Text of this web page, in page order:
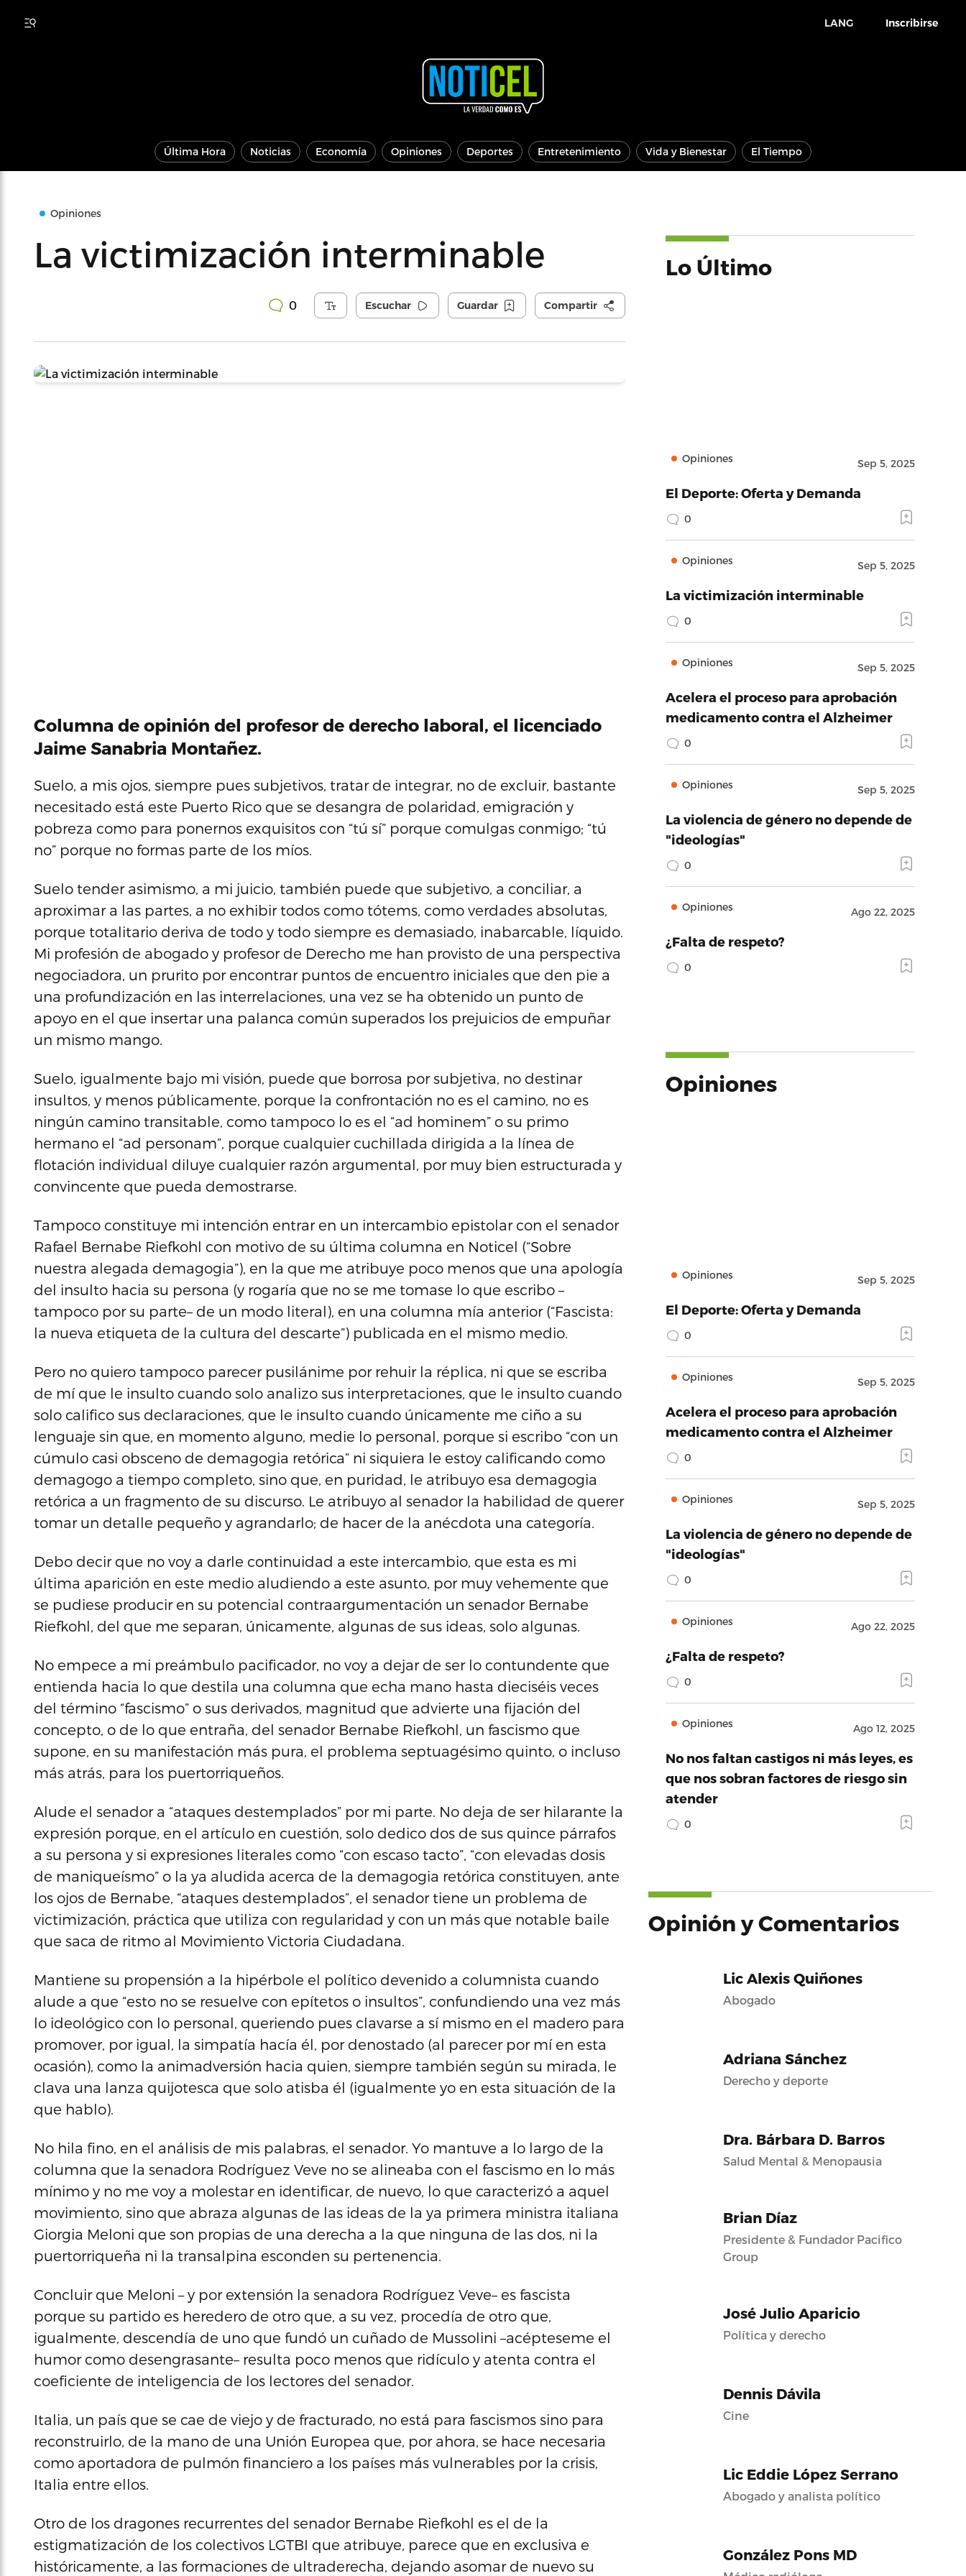
LANG Inscribirse
Última Hora Noticias Economía Opiniones Deportes Entretenimiento Vida y Bienestar El Tiempo
Opiniones
La victimización interminable
0 Escuchar Guardar Compartir
Columna de opinión del profesor de derecho laboral, el licenciado
Jaime Sanabria Montañez.
Suelo, a mis ojos, siempre pues subjetivos, tratar de integrar, no de excluir, bastante
necesitado está este Puerto Rico que se desangra de polaridad, emigración y
pobreza como para ponernos exquisitos con “tú sí” porque comulgas conmigo; “tú
no” porque no formas parte de los míos.
Suelo tender asimismo, a mi juicio, también puede que subjetivo, a conciliar, a
aproximar a las partes, a no exhibir todos como tótems, como verdades absolutas,
porque totalitario deriva de todo y todo siempre es demasiado, inabarcable, líquido.
Mi profesión de abogado y profesor de Derecho me han provisto de una perspectiva
negociadora, un prurito por encontrar puntos de encuentro iniciales que den pie a
una profundización en las interrelaciones, una vez se ha obtenido un punto de
apoyo en el que insertar una palanca común superados los prejuicios de empuñar
un mismo mango.
Suelo, igualmente bajo mi visión, puede que borrosa por subjetiva, no destinar
insultos, y menos públicamente, porque la confrontación no es el camino, no es
ningún camino transitable, como tampoco lo es el “ad hominem” o su primo
hermano el “ad personam”, porque cualquier cuchillada dirigida a la línea de
flotación individual diluye cualquier razón argumental, por muy bien estructurada y
convincente que pueda demostrarse.
Tampoco constituye mi intención entrar en un intercambio epistolar con el senador
Rafael Bernabe Riefkohl con motivo de su última columna en Noticel (“Sobre
nuestra alegada demagogia”), en la que me atribuye poco menos que una apología
del insulto hacia su persona (y rogaría que no se me tomase lo que escribo –
tampoco por su parte– de un modo literal), en una columna mía anterior (“Fascista:
la nueva etiqueta de la cultura del descarte”) publicada en el mismo medio.
Pero no quiero tampoco parecer pusilánime por rehuir la réplica, ni que se escriba
de mí que le insulto cuando solo analizo sus interpretaciones, que le insulto cuando
solo califico sus declaraciones, que le insulto cuando únicamente me ciño a su
lenguaje sin que, en momento alguno, medie lo personal, porque si escribo “con un
cúmulo casi obsceno de demagogia retórica” ni siquiera le estoy calificando como
demagogo a tiempo completo, sino que, en puridad, le atribuyo esa demagogia
retórica a un fragmento de su discurso. Le atribuyo al senador la habilidad de querer
tomar un detalle pequeño y agrandarlo; de hacer de la anécdota una categoría.
Debo decir que no voy a darle continuidad a este intercambio, que esta es mi
última aparición en este medio aludiendo a este asunto, por muy vehemente que
se pudiese producir en su potencial contraargumentación un senador Bernabe
Riefkohl, del que me separan, únicamente, algunas de sus ideas, solo algunas.
No empece a mi preámbulo pacificador, no voy a dejar de ser lo contundente que
entienda hacia lo que destila una columna que echa mano hasta dieciséis veces
del término “fascismo” o sus derivados, magnitud que advierte una fijación del
concepto, o de lo que entraña, del senador Bernabe Riefkohl, un fascismo que
supone, en su manifestación más pura, el problema septuagésimo quinto, o incluso
más atrás, para los puertorriqueños.
Alude el senador a “ataques destemplados” por mi parte. No deja de ser hilarante la
expresión porque, en el artículo en cuestión, solo dedico dos de sus quince párrafos
a su persona y si expresiones literales como “con escaso tacto”, “con elevadas dosis
de maniqueísmo” o la ya aludida acerca de la demagogia retórica constituyen, ante
los ojos de Bernabe, “ataques destemplados”, el senador tiene un problema de
victimización, práctica que utiliza con regularidad y con un más que notable baile
que saca de ritmo al Movimiento Victoria Ciudadana.
Mantiene su propensión a la hipérbole el político devenido a columnista cuando
alude a que “esto no se resuelve con epítetos o insultos”, confundiendo una vez más
lo ideológico con lo personal, queriendo pues clavarse a sí mismo en el madero para
promover, por igual, la simpatía hacía él, por denostado (al parecer por mí en esta
ocasión), como la animadversión hacia quien, siempre también según su mirada, le
clava una lanza quijotesca que solo atisba él (igualmente yo en esta situación de la
que hablo).
No hila fino, en el análisis de mis palabras, el senador. Yo mantuve a lo largo de la
columna que la senadora Rodríguez Veve no se alineaba con el fascismo en lo más
mínimo y no me voy a molestar en identificar, de nuevo, lo que caracterizó a aquel
movimiento, sino que abraza algunas de las ideas de la ya primera ministra italiana
Giorgia Meloni que son propias de una derecha a la que ninguna de las dos, ni la
puertorriqueña ni la transalpina esconden su pertenencia.
Concluir que Meloni – y por extensión la senadora Rodríguez Veve– es fascista
porque su partido es heredero de otro que, a su vez, procedía de otro que,
igualmente, descendía de uno que fundó un cuñado de Mussolini –acépteseme el
humor como desengrasante– resulta poco menos que ridículo y atenta contra el
coeficiente de inteligencia de los lectores del senador.
Italia, un país que se cae de viejo y de fracturado, no está para fascismos sino para
reconstruirlo, de la mano de una Unión Europea que, por ahora, se hace necesaria
como aportadora de pulmón financiero a los países más vulnerables por la crisis,
Italia entre ellos.
Otro de los dragones recurrentes del senador Bernabe Riefkohl es el de la
estigmatización de los colectivos LGTBI que atribuye, parece que en exclusiva e
históricamente, a las formaciones de ultraderecha, dejando asomar de nuevo su
Lo Último
Opiniones Sep 5, 2025
El Deporte: Oferta y Demanda
0
Opiniones Sep 5, 2025
La victimización interminable
0
Opiniones Sep 5, 2025
Acelera el proceso para aprobación
medicamento contra el Alzheimer
0
Opiniones Sep 5, 2025
La violencia de género no depende de
"ideologías"
0
Opiniones Ago 22, 2025
¿Falta de respeto?
0
Opiniones
Opiniones Sep 5, 2025
El Deporte: Oferta y Demanda
0
Opiniones Sep 5, 2025
Acelera el proceso para aprobación
medicamento contra el Alzheimer
0
Opiniones Sep 5, 2025
La violencia de género no depende de
"ideologías"
0
Opiniones Ago 22, 2025
¿Falta de respeto?
0
Opiniones Ago 12, 2025
No nos faltan castigos ni más leyes, es
que nos sobran factores de riesgo sin
atender
0
Opinión y Comentarios
Lic Alexis Quiñones
Abogado
Adriana Sánchez
Derecho y deporte
Dra. Bárbara D. Barros
Salud Mental & Menopausia
Brian Díaz
Presidente & Fundador Pacifico
Group
José Julio Aparicio
Política y derecho
Dennis Dávila
Cine
Lic Eddie López Serrano
Abogado y analista político
González Pons MD